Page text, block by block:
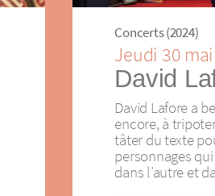
Concerts (2024)
Jeudi 30
David
David Lafore a
encore, à
tâter du texte
personnages
dans l’autre et